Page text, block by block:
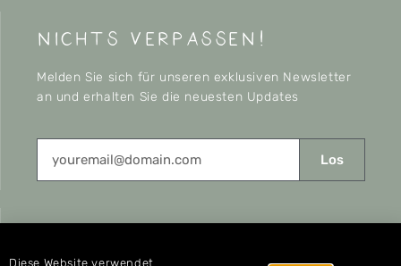
nichts verpassen!
Melden Sie sich für unseren exklusiven Newsletter
an und erhalten Sie die neuesten Updates
Los
CONNECT
Diese Website verwendet